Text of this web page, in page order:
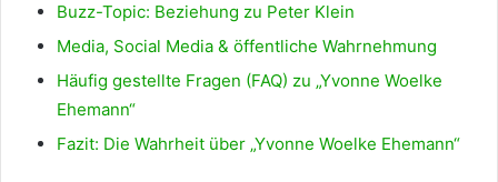
Buzz-Topic: Beziehung zu Peter Klein
Media, Social Media & öffentliche Wahrnehmung
Häufig gestellte Fragen (FAQ) zu „Yvonne Woelke
Ehemann“
Fazit: Die Wahrheit über „Yvonne Woelke Ehemann“